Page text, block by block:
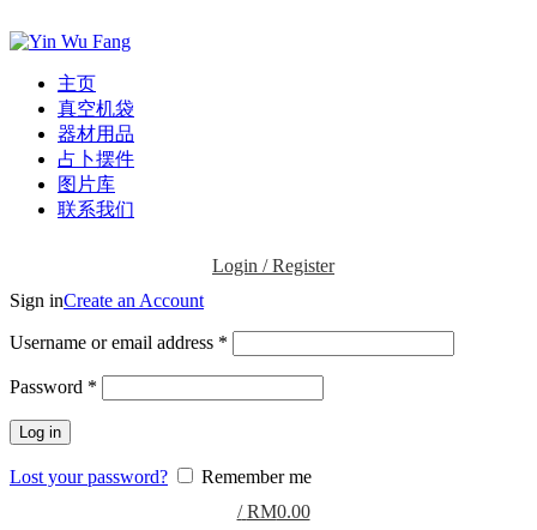
主页
真空机袋
器材用品
占卜摆件
图片库
联系我们
Login / Register
Sign inCreate an Account
Username or email address *
Password *
Log in
Lost your password?
Remember me
/ RM0.00